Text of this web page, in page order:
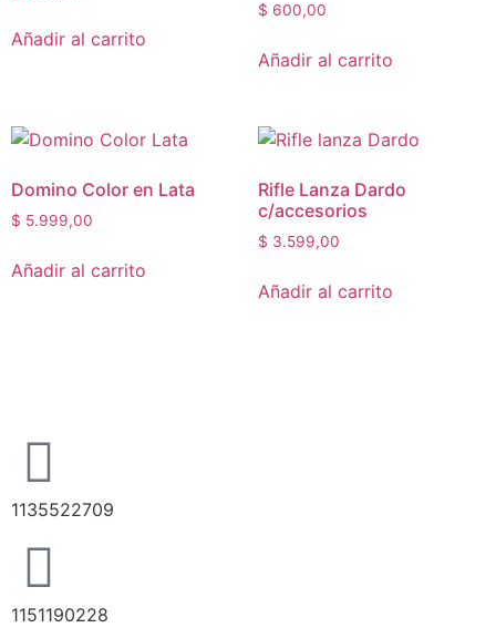
Añadir al carrito
$ 600,00
Añadir al carrito
Domino Color en Lata
$ 5.999,00
Añadir al carrito
Rifle Lanza Dardo
c/accesorios
$ 3.599,00
Añadir al carrito
1135522709
1151190228